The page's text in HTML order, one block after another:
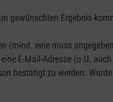
gewünschten Ergebnis
(mind. eine muss
E-Mail-Adresse (u.U.
bestätigt zu werden.